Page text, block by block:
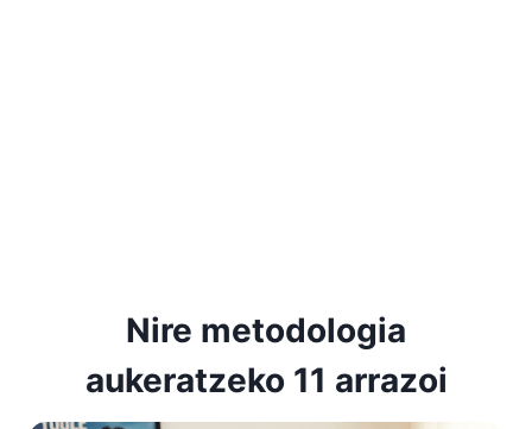
Nire metodologia
aukeratzeko 11 arrazoi